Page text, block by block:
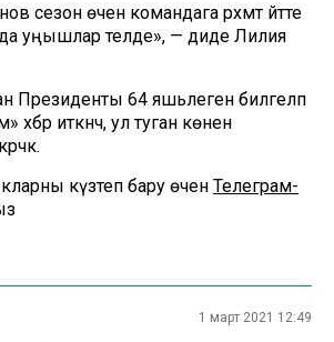
сезон өчен командага рәхмәт әйтте
уңышлар теләде», — диде Лилия
Президенты 64 яшьлеген билгеләп
хәбәр иткәнчә, ул туган көнен
күзәтеп бару өчен Телеграм-
1 март 2021 12:49